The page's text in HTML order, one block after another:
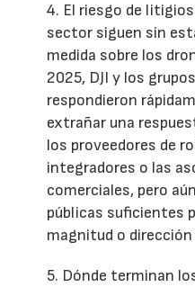
4. El riesgo de
sector siguen sin
medida sobre los
2025, DJI y los
respondieron
extrañar una
los proveedores de
integradores o las
comerciales, pero
públicas suficientes
magnitud o
5. Dónde terminan